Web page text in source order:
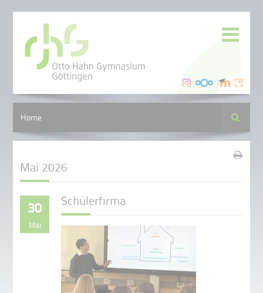
Home Suche
Mai 2026
30
Mai
Schülerfirma